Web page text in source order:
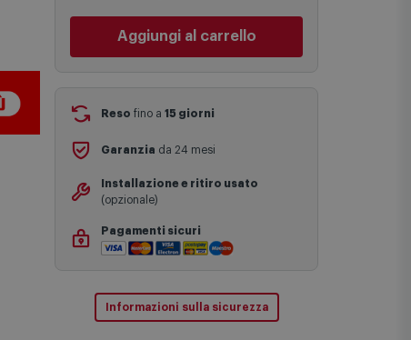
esempio consegne verso zone
logisticamente complesse come isole e
Si ricorda inoltre che i prodotti
acquistati in modalità di prenotazione
uscita indicata nella pagina del
Aggiungi al carrello
Reso fino a 15 giorni
Garanzia da 24 mesi
Installazione e ritiro usato
(opzionale)
Pagamenti sicuri
Informazioni sulla sicurezza